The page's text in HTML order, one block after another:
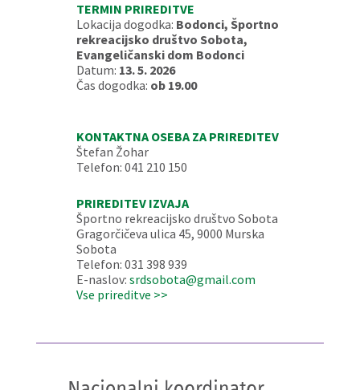
TERMIN PRIREDITVE
Lokacija dogodka: Bodonci, Športno
rekreacijsko društvo Sobota,
Evangeličanski dom Bodonci
Datum: 13. 5. 2026
Čas dogodka: ob 19.00
KONTAKTNA OSEBA ZA PRIREDITEV
Štefan Žohar
Telefon: 041 210 150
PRIREDITEV IZVAJA
Športno rekreacijsko društvo Sobota
Gragorčičeva ulica 45, 9000 Murska
Sobota
Telefon: 031 398 939
E-naslov: srdsobota@gmail.com
Vse prireditve >>